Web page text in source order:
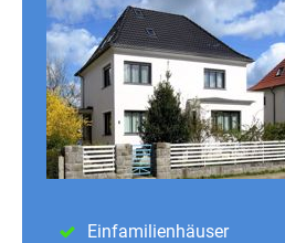
Einfamilienhäuser